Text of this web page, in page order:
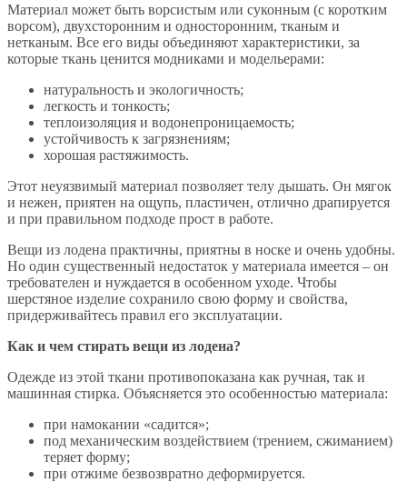
Материал может быть ворсистым или суконным (с коротким
ворсом), двухсторонним и односторонним, тканым и
нетканым. Все его виды объединяют характеристики, за
которые ткань ценится модниками и модельерами:
натуральность и экологичность;
легкость и тонкость;
теплоизоляция и водонепроницаемость;
устойчивость к загрязнениям;
хорошая растяжимость.
Этот неуязвимый материал позволяет телу дышать. Он мягок
и нежен, приятен на ощупь, пластичен, отлично драпируется
и при правильном подходе прост в работе.
Вещи из лодена практичны, приятны в носке и очень удобны.
Но один существенный недостаток у материала имеется – он
требователен и нуждается в особенном уходе. Чтобы
шерстяное изделие сохранило свою форму и свойства,
придерживайтесь правил его эксплуатации.
Как и чем стирать вещи из лодена?
Одежде из этой ткани противопоказана как ручная, так и
машинная стирка. Объясняется это особенностью материала:
при намокании «садится»;
под механическим воздействием (трением, сжиманием)
теряет форму;
при отжиме безвозвратно деформируется.